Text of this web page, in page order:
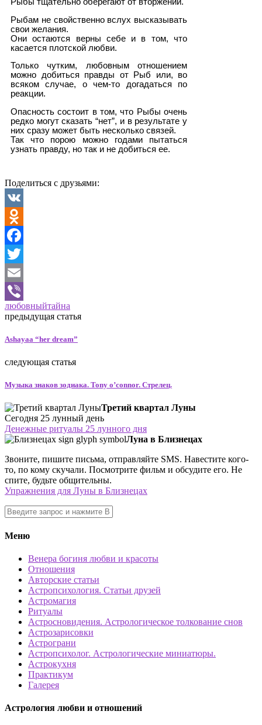
Рыбам не свойственно вслух высказывать
свои желания.
Они остаются верны себе и в том, что
касается плотской любви.
Только чутким, любовным отношением
можно добиться правды от Рыб или, во
всяком случае, о чем-то догадаться по
реакции.
Опасность состоит в том, что Рыбы очень
редко могут сказать “нет”, и в результате у
них сразу может быть несколько связей.
Так что порою можно годами пытаться
узнать правду, но так и не добиться ее.
Поделиться с друзьями:
VK
Odnoklassniki
Facebook
Twitter
Email
Viber
любовныйтайна
предыдущая статья
Ashayaa “her dream”
следующая статья
Музыка знаков зодиака. Tony o’connor. Стрелец.
Третий квартал Луны
Сегодня 25 лунный день
Денежные ритуалы 25 лунного дня
Луна в Близнецах
Звоните, пишите письма, отправляйте SMS. Навестите кого-
то, по кому скучали. Посмотрите фильм и обсудите его. Не
спите, будьте общительны.
Упражнения для Луны в Близнецах
Меню
Венера богиня любви и красоты
Отношения
Авторские статьи
Астропсихология. Статьи друзей
Астромагия
Ритуалы
Астросновидения. Астрологическое толкование снов
Астрозарисовки
Астрограни
Астропсихолог. Астрологические миниатюры.
Астрокухня
Практикум
Галерея
Астрология любви и отношений